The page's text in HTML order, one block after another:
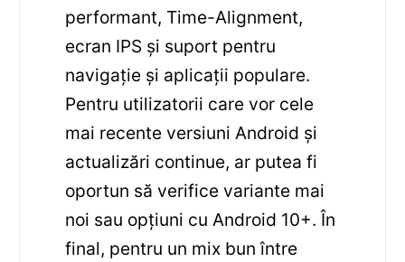
performant, Time-Alignment,
ecran IPS și suport pentru
navigație și aplicații populare.
Pentru utilizatorii care vor cele
mai recente versiuni Android și
actualizări continue, ar putea fi
oportun să verifice variante mai
noi sau opțiuni cu Android 10+. În
final, pentru un mix bun între